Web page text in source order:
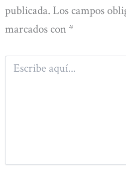
publicada. Los campos
marcados con *
Escribe
aquí...